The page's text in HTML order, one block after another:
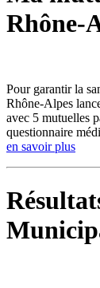
Rhône-
Pour garantir la
Rhône-Alpes
avec 5 mutuelles
questionnaire
en savoir plus